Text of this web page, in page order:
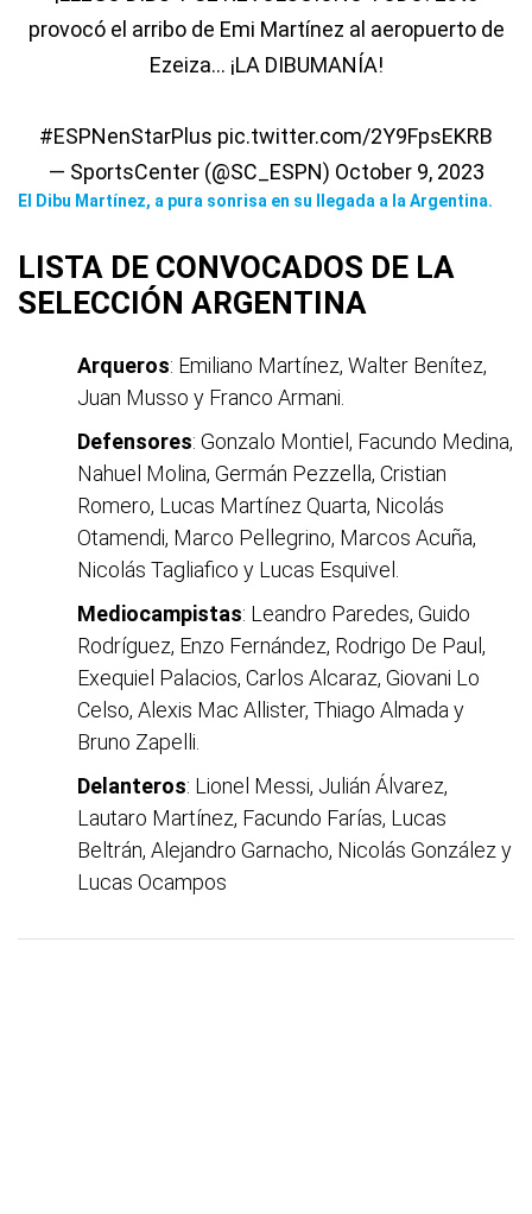
provocó el arribo de Emi Martínez al aeropuerto de
Ezeiza... ¡LA DIBUMANÍA!
#ESPNenStarPlus pic.twitter.com/2Y9FpsEKRB
— SportsCenter (@SC_ESPN) October 9, 2023
El Dibu Martínez, a pura sonrisa en su llegada a la Argentina.
LISTA DE CONVOCADOS DE LA
SELECCIÓN ARGENTINA
Arqueros: Emiliano Martínez, Walter Benítez,
Juan Musso y Franco Armani.
Defensores: Gonzalo Montiel, Facundo Medina,
Nahuel Molina, Germán Pezzella, Cristian
Romero, Lucas Martínez Quarta, Nicolás
Otamendi, Marco Pellegrino, Marcos Acuña,
Nicolás Tagliafico y Lucas Esquivel.
Mediocampistas: Leandro Paredes, Guido
Rodríguez, Enzo Fernández, Rodrigo De Paul,
Exequiel Palacios, Carlos Alcaraz, Giovani Lo
Celso, Alexis Mac Allister, Thiago Almada y
Bruno Zapelli.
Delanteros: Lionel Messi, Julián Álvarez,
Lautaro Martínez, Facundo Farías, Lucas
Beltrán, Alejandro Garnacho, Nicolás González y
Lucas Ocampos